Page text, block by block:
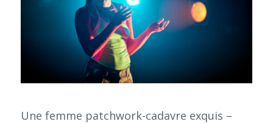
Une femme patchwork-cadavre exquis –